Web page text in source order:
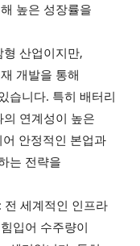
높은 성장률을
산업이지만,
개발을 통해
습니다. 특히 배터리
연계성이 높은
안정적인 본업과
는 전략을
전 세계적인 인프라
입어 수주량이